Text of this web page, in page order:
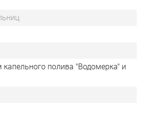
капельного полива "Водомерка" и